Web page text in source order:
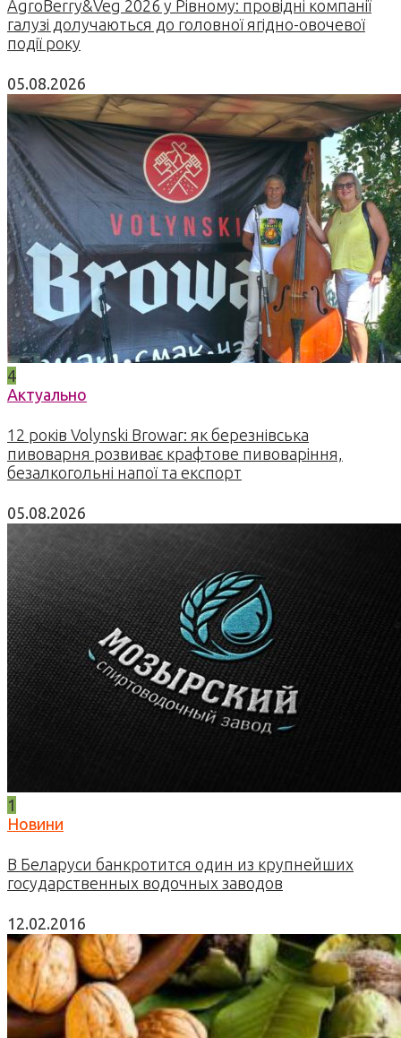
AgroBerry&Veg 2026 у Рівному: провідні компанії
галузі долучаються до головної ягідно-овочевої
події року
05.08.2026
4
Актуально
12 років Volynski Browar: як березнівська
пивоварня розвиває крафтове пивоваріння,
безалкогольні напої та експорт
05.08.2026
1
Новини
В Беларуси банкротится один из крупнейших
государственных водочных заводов
12.02.2016